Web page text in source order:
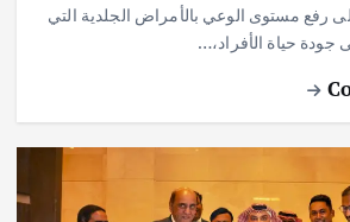
رفع مستوى الوعي بالأمراض الجلدية التي
جودة حياة الأفراد،…